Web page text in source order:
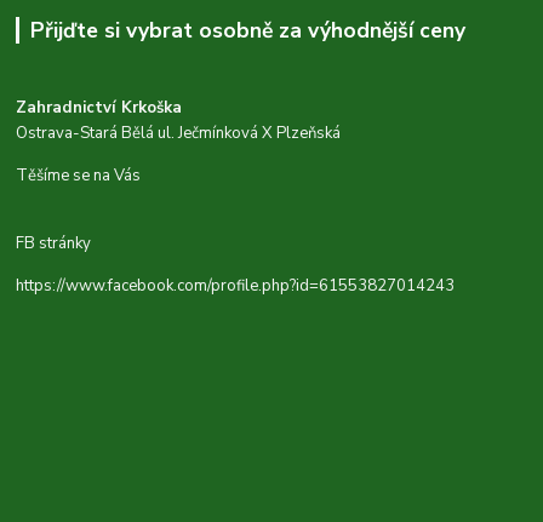
Přijďte si vybrat osobně za výhodnější ceny
Zahradnictví Krkoška
Ostrava-Stará Bělá ul. Ječmínková X Plzeňská
Těšíme se na Vás
FB stránky
https://www.facebook.com/profile.php?id=61553827014243